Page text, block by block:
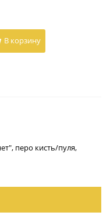
В корзину
перо кисть/пуля,